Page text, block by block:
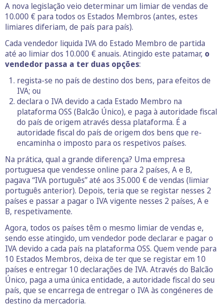
A nova legislação veio determinar um limiar de vendas de
10.000 € para todos os Estados Membros (antes, estes
limiares diferiam, de país para país).
Cada vendedor liquida IVA do Estado Membro de partida
até ao limiar dos 10.000 € anuais. Atingido este patamar, o
vendedor passa a ter duas opções:
regista-se no país de destino dos bens, para efeitos de
IVA; ou
declara o IVA devido a cada Estado Membro na
plataforma OSS (Balcão Único), e paga à autoridade fiscal
do país de origem através dessa plataforma. É a
autoridade fiscal do país de origem dos bens que re-
encaminha o imposto para os respetivos países.
Na prática, qual a grande diferença? Uma empresa
portuguesa que vendesse online para 2 países, A e B,
pagava “IVA português” até aos 35.000 € de vendas (limiar
português anterior). Depois, teria que se registar nesses 2
países e passar a pagar o IVA vigente nesses 2 países, A e
B, respetivamente.
Agora, todos os países têm o mesmo limiar de vendas e,
sendo esse atingido, um vendedor pode declarar e pagar o
IVA devido a cada país na plataforma OSS. Quem vende para
10 Estados Membros, deixa de ter que se registar em 10
países e entregar 10 declarações de IVA. Através do Balcão
Único, paga a uma única entidade, a autoridade fiscal do seu
país, que se encarrega de entregar o IVA às congéneres de
destino da mercadoria.